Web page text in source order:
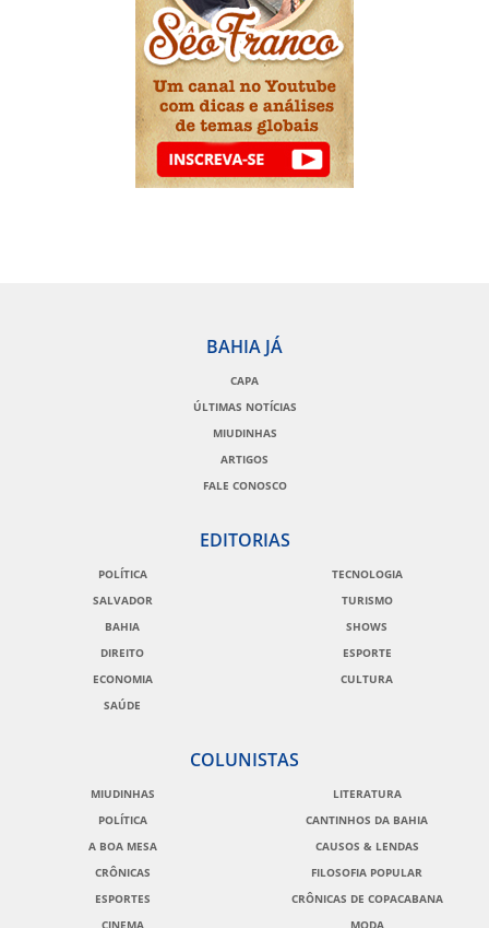
BAHIA JÁ
CAPA
ÚLTIMAS NOTÍCIAS
MIUDINHAS
ARTIGOS
FALE CONOSCO
EDITORIAS
POLÍTICA
SALVADOR
BAHIA
DIREITO
ECONOMIA
SAÚDE
TECNOLOGIA
TURISMO
SHOWS
ESPORTE
CULTURA
COLUNISTAS
MIUDINHAS
POLÍTICA
A BOA MESA
CRÔNICAS
ESPORTES
LITERATURA
CANTINHOS DA BAHIA
CAUSOS & LENDAS
FILOSOFIA POPULAR
CRÔNICAS DE COPACABANA